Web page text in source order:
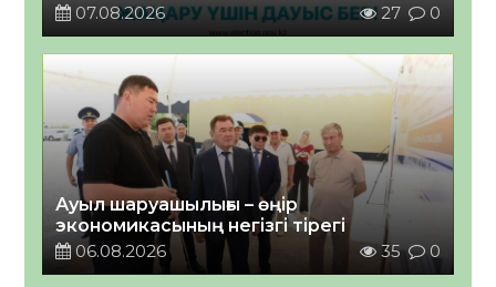
07.08.2026
27 0
Ауыл шаруашылығы – өңір
экономикасының негізгі тірегі
06.08.2026
35 0